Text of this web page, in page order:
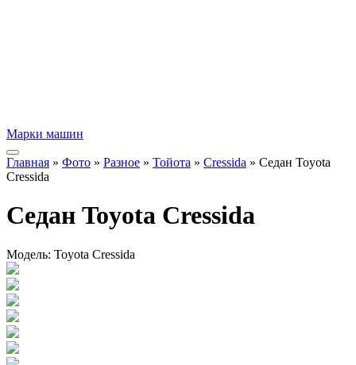
Марки машин
Главная » Фото » Разное » Тойота » Cressida » Седан Toyota
Cressida
Седан Toyota Cressida
Модель: Toyota Cressida